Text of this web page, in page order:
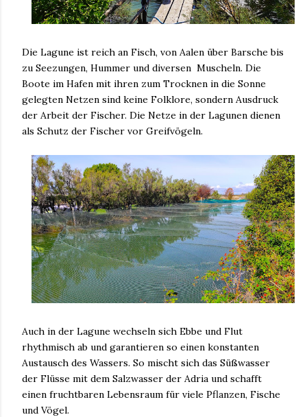
Die Lagune ist reich an Fisch, von Aalen über Barsche bis
zu Seezungen, Hummer und diversen Muscheln. Die
Boote im Hafen mit ihren zum Trocknen in die Sonne
gelegten Netzen sind keine Folklore, sondern Ausdruck
der Arbeit der Fischer. Die Netze in der Lagunen dienen
als Schutz der Fischer vor Greifvögeln.
Auch in der Lagune wechseln sich Ebbe und Flut
rhythmisch ab und garantieren so einen konstanten
Austausch des Wassers. So mischt sich das Süßwasser
der Flüsse mit dem Salzwasser der Adria und schafft
einen fruchtbaren Lebensraum für viele Pflanzen, Fische
und Vögel.